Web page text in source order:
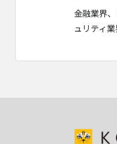
金融業界
ュリティ